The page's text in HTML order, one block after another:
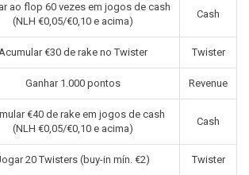
ao flop 60 vezes em jogos de cash
(NLH €0,05/€0,10 e acima)
Cash
€30 de rake no Twister Twister
Ganhar 1.000 pontos Revenue
€40 de rake em jogos de cash
(NLH €0,05/€0,10 e acima)
Cash
20 Twisters (buy-in mín. €2) Twister